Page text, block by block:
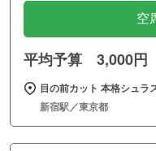
空
平均予算 3,000円
目の前カット 本格シュラ
新宿駅／東京都